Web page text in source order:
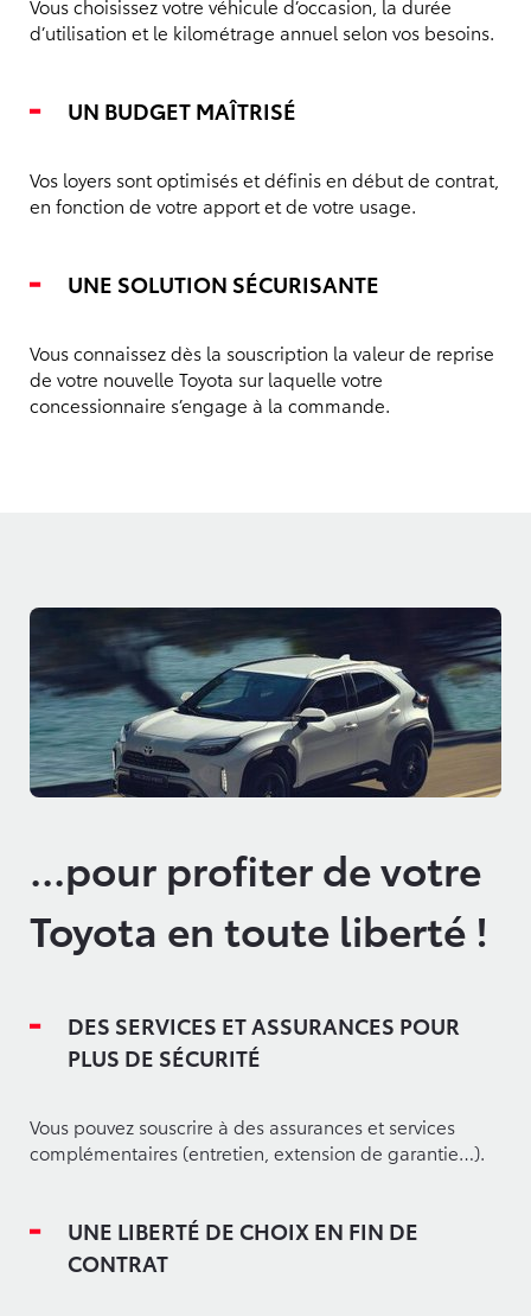
Vous choisissez votre véhicule d’occasion, la durée
d’utilisation et le kilométrage annuel selon vos besoins.
UN BUDGET MAÎTRISÉ
Vos loyers sont optimisés et définis en début de contrat,
en fonction de votre apport et de votre usage.
UNE SOLUTION SÉCURISANTE
Vous connaissez dès la souscription la valeur de reprise
de votre nouvelle Toyota sur laquelle votre
concessionnaire s’engage à la commande.
...pour profiter de votre
Toyota en toute liberté !
DES SERVICES ET ASSURANCES POUR
PLUS DE SÉCURITÉ
Vous pouvez souscrire à des assurances et services
complémentaires (entretien, extension de garantie…).
UNE LIBERTÉ DE CHOIX EN FIN DE
CONTRAT